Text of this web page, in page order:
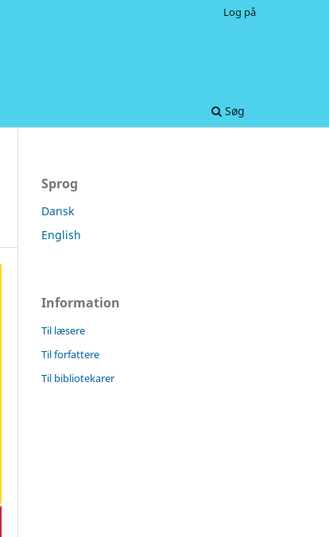
Søg
Log på
Sprog
Dansk
English
Information
Til læsere
Til forfattere
Til bibliotekarer